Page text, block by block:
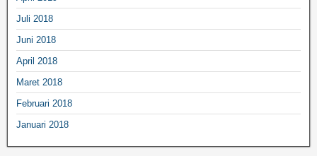
Juli 2018
Juni 2018
April 2018
Maret 2018
Februari 2018
Januari 2018